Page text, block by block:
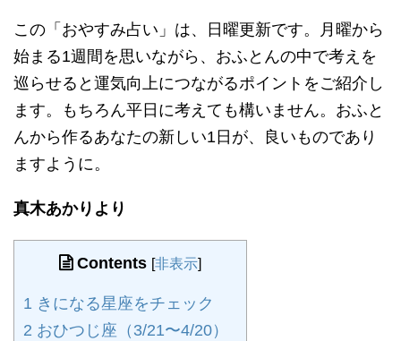
この「おやすみ占い」は、日曜更新です。月曜から
始まる1週間を思いながら、おふとんの中で考えを
巡らせると運気向上につながるポイントをご紹介し
ます。もちろん平日に考えても構いません。おふと
んから作るあなたの新しい1日が、良いものであり
ますように。
真木あかりより
Contents [非表示]
1 きになる星座をチェック
2 おひつじ座（3/21〜4/20）